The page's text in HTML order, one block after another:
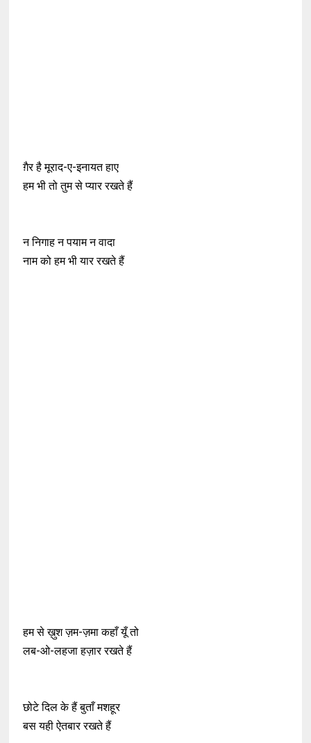
ग़ैर है मूराद-ए-इनायत हाए
हम भी तो तुम से प्यार रखते हैं
न निगाह न पयाम न वादा
नाम को हम भी यार रखते हैं
हम से ख़ुश ज़म-ज़मा कहाँ यूँ तो
लब-ओ-लहजा हज़ार रखते हैं
छोटे दिल के हैं बुताँ मशहूर
बस यही ऐतबार रखते हैं